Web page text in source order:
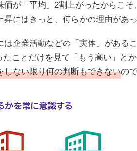
が「平均」2割上がったからこ
にはきっと、何らかの理由があっ
企業活動などの「実体」がある
ことだけを見て「もう高い」と
しない限り何の判断もできないので